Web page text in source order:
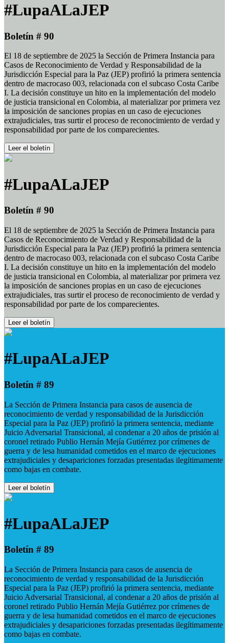
#LupaALaJEP
Boletín # 90
El 18 de septiembre de 2025 la Sección de Primera Instancia para
Casos de Reconocimiento de Verdad y Responsabilidad de la
Jurisdicción Especial para la Paz (JEP) profirió la primera sentencia
dentro de macrocaso 003, relacionada con el subcaso Costa Caribe
I. La decisión constituye un hito en la implementación del modelo
de justicia transicional en Colombia, al materializar por primera vez
la imposición de sanciones propias en un caso de ejecuciones
extrajudiciales, tras surtir el proceso de reconocimiento de verdad y
responsabilidad por parte de los comparecientes.
Leer el boletín
#LupaALaJEP
Boletín # 90
El 18 de septiembre de 2025 la Sección de Primera Instancia para
Casos de Reconocimiento de Verdad y Responsabilidad de la
Jurisdicción Especial para la Paz (JEP) profirió la primera sentencia
dentro de macrocaso 003, relacionada con el subcaso Costa Caribe
I. La decisión constituye un hito en la implementación del modelo
de justicia transicional en Colombia, al materializar por primera vez
la imposición de sanciones propias en un caso de ejecuciones
extrajudiciales, tras surtir el proceso de reconocimiento de verdad y
responsabilidad por parte de los comparecientes.
Leer el boletín
#LupaALaJEP
Boletín # 89
La Sección de Primera Instancia para casos de ausencia de
reconocimiento de verdad y responsabilidad de la Jurisdicción
Especial para la Paz (JEP) profirió la primera sentencia, mediante
Juicio Adversarial Transicional, al condenar a 20 años de prisión al
coronel retirado Publio Hernán Mejía Gutiérrez por crímenes de
guerra y de lesa humanidad cometidos en el marco de ejecuciones
extrajudiciales y desapariciones forzadas presentadas ilegítimamente
como bajas en combate.
Leer el boletín
#LupaALaJEP
Boletín # 89
La Sección de Primera Instancia para casos de ausencia de
reconocimiento de verdad y responsabilidad de la Jurisdicción
Especial para la Paz (JEP) profirió la primera sentencia, mediante
Juicio Adversarial Transicional, al condenar a 20 años de prisión al
coronel retirado Publio Hernán Mejía Gutiérrez por crímenes de
guerra y de lesa humanidad cometidos en el marco de ejecuciones
extrajudiciales y desapariciones forzadas presentadas ilegítimamente
como bajas en combate.